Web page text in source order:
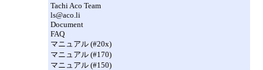
Tachi Aco Team
ls@aco.li
Document
FAQ
マニュアル (#20x)
マニュアル (#170)
マニュアル (#150)